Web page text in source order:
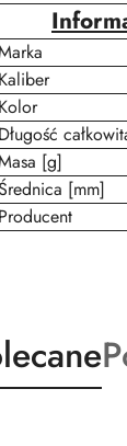
Kaliber
Kolor
Długość
[g]
[mm]
Producent
o